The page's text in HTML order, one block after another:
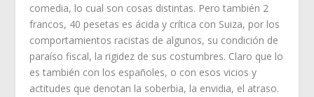
comedia, lo cual son cosas distintas. Pero también 2
francos, 40 pesetas es ácida y crítica con Suiza, por los
comportamientos racistas de algunos, su condición de
paraíso fiscal, la rigidez de sus costumbres. Claro que lo
es también con los españoles, o con esos vicios y
actitudes que denotan la soberbia, la envidia, el atraso.